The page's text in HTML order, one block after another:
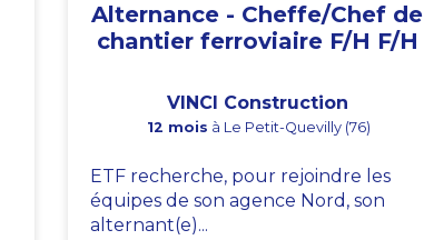
Alternance - Cheffe/Chef de
chantier ferroviaire F/H F/H
VINCI Construction
12 mois à Le Petit-Quevilly (76)
ETF recherche, pour rejoindre les
équipes de son agence Nord, son
alternant(e)...